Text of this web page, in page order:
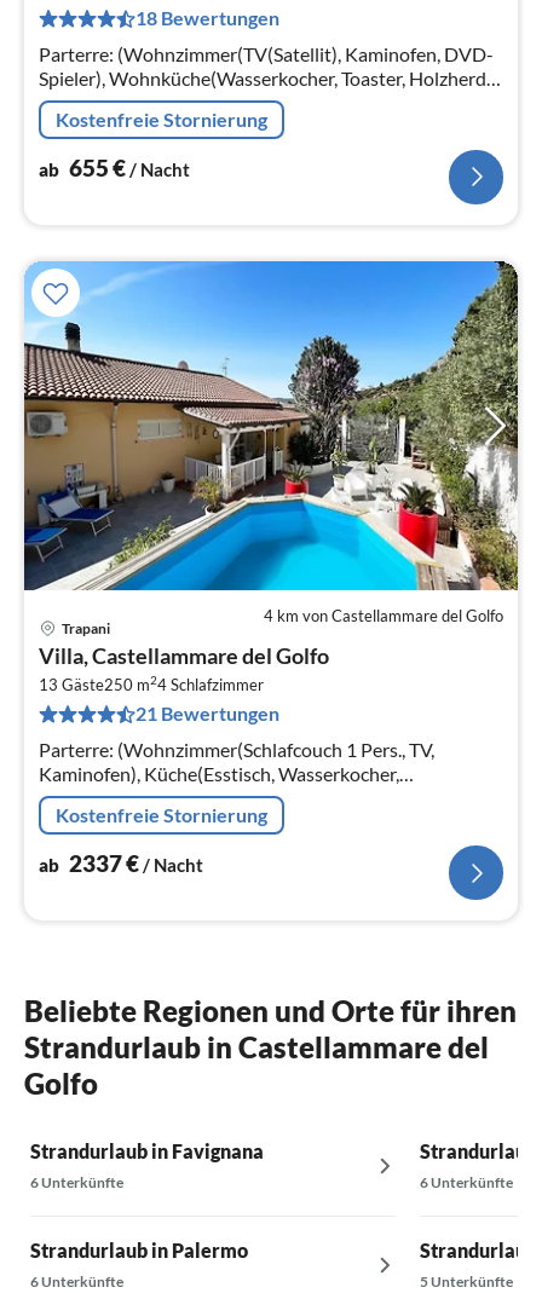
18 Bewertungen
Parterre: (Wohnzimmer(TV(Satellit), Kaminofen, DVD-
Spieler), Wohnküche(Wasserkocher, Toaster, Holzherd,
Espressomaschine, Backofen, Mikrowelle,
Spülmaschine)
Kostenfreie Stornierung
ab 655€/ Nacht
4 km von Castellammare del Golfo
Trapani
Villa, Castellammare del Golfo
13 Gäste250 m24Schlafzimmer
21 Bewertungen
Parterre: (Wohnzimmer(Schlafcouch 1 Pers., TV,
Kaminofen), Küche(Esstisch, Wasserkocher,
Kaffeemaschine, Backofen, Mikrowelle, Spülmaschine,
Kühlschrank)
Kostenfreie Stornierung
ab 2337€/ Nacht
Beliebte Regionen und Orte für ihren
Strandurlaub in Castellammare del
Golfo
Strandurlaub in Favignana
6 Unterkünfte
Strandurlaub in Palermo
6 Unterkünfte
Strandurlaub
6 Unterkünfte
Strandurlaub
5 Unterkünfte